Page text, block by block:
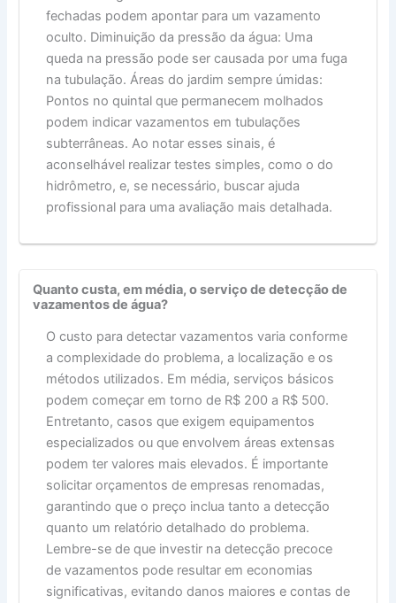
fechadas podem apontar para um vazamento
oculto. Diminuição da pressão da água: Uma
queda na pressão pode ser causada por uma fuga
na tubulação. Áreas do jardim sempre úmidas:
Pontos no quintal que permanecem molhados
podem indicar vazamentos em tubulações
subterrâneas. Ao notar esses sinais, é
aconselhável realizar testes simples, como o do
hidrômetro, e, se necessário, buscar ajuda
profissional para uma avaliação mais detalhada.
Quanto custa, em média, o serviço de detecção de
vazamentos de água?
O custo para detectar vazamentos varia conforme
a complexidade do problema, a localização e os
métodos utilizados. Em média, serviços básicos
podem começar em torno de R$ 200 a R$ 500.
Entretanto, casos que exigem equipamentos
especializados ou que envolvem áreas extensas
podem ter valores mais elevados. É importante
solicitar orçamentos de empresas renomadas,
garantindo que o preço inclua tanto a detecção
quanto um relatório detalhado do problema.
Lembre-se de que investir na detecção precoce
de vazamentos pode resultar em economias
significativas, evitando danos maiores e contas de